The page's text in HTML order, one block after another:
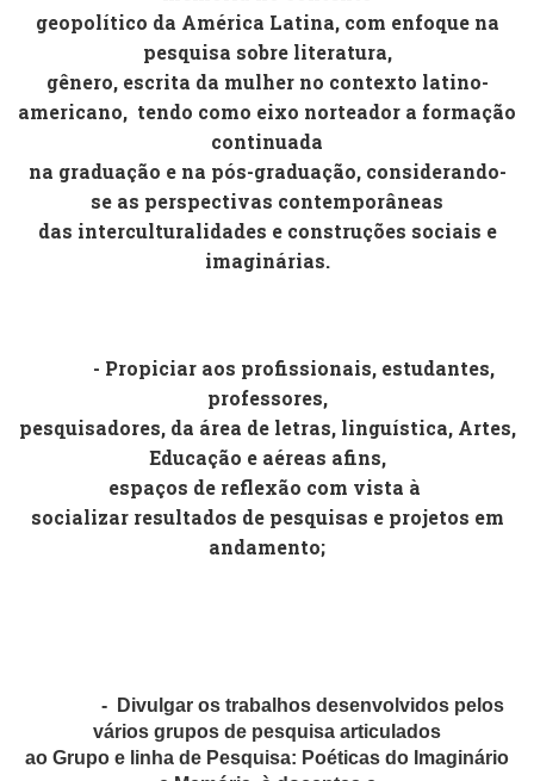
geopolítico da América Latina, com enfoque na
pesquisa sobre literatura,
gênero, escrita da mulher no contexto latino-
americano, tendo como eixo norteador a formação
continuada
na graduação e na pós-graduação, considerando-
se as perspectivas contemporâneas
das interculturalidades e construções sociais e
imaginárias.
- Propiciar aos profissionais, estudantes,
professores,
pesquisadores, da área de letras, linguística, Artes,
Educação e aéreas afins,
espaços de reflexão com vista à
socializar resultados de pesquisas e projetos em
andamento;
- Divulgar os trabalhos desenvolvidos pelos
vários grupos de pesquisa articulados
ao Grupo e linha de Pesquisa: Poéticas do Imaginário